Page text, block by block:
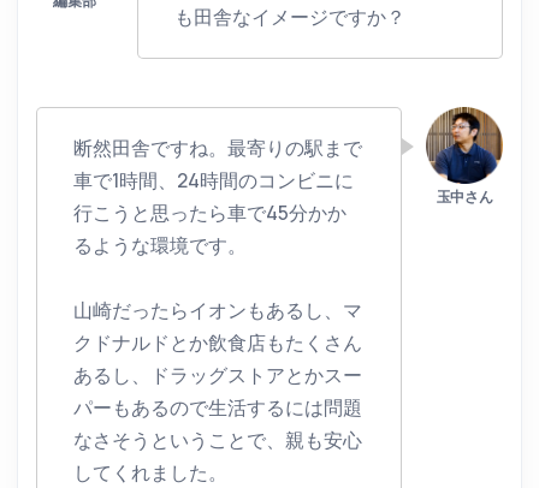
も田舎なイメージですか？
断然田舎ですね。最寄りの駅まで
車で1時間、24時間のコンビニに
行こうと思ったら車で45分かか
るような環境です。
山崎だったらイオンもあるし、マ
クドナルドとか飲食店もたくさん
あるし、ドラッグストアとかスー
パーもあるので生活するには問題
なさそうということで、親も安心
してくれました。